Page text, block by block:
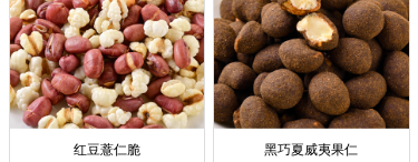
红豆薏仁脆 黑巧夏威夷果仁